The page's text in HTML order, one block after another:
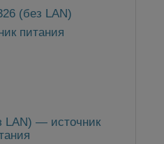
LAN) — источник